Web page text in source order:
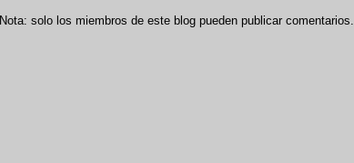
Nota: solo los miembros de este blog pueden publicar comentarios.